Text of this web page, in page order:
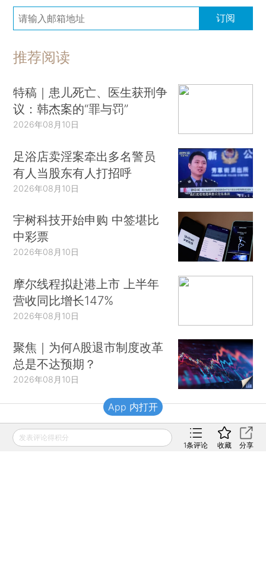
订阅
推荐阅读
特稿｜患儿死亡、医生获刑争
议：韩杰案的“罪与罚”
2026年08月10日
足浴店卖淫案牵出多名警员
有人当股东有人打招呼
2026年08月10日
宇树科技开始申购 中签堪比
中彩票
2026年08月10日
摩尔线程拟赴港上市 上半年
营收同比增长147%
2026年08月10日
聚焦｜为何A股退市制度改革
总是不达预期？
2026年08月10日
财新移动
发表评论得积分
1条评论 收藏 分享
App 内打开